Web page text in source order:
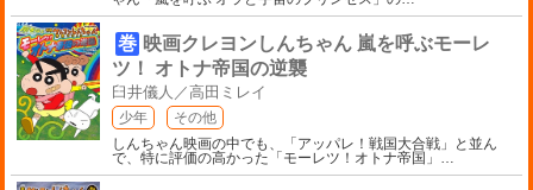
巻 映画クレヨンしんちゃん 嵐を呼ぶモーレ
ツ！ オトナ帝国の逆襲
臼井儀人／高田ミレイ
少年
その他
しんちゃん映画の中でも、「アッパレ！戦国大合戦」と並ん
で、特に評価の高かった「モーレツ！オトナ帝国」